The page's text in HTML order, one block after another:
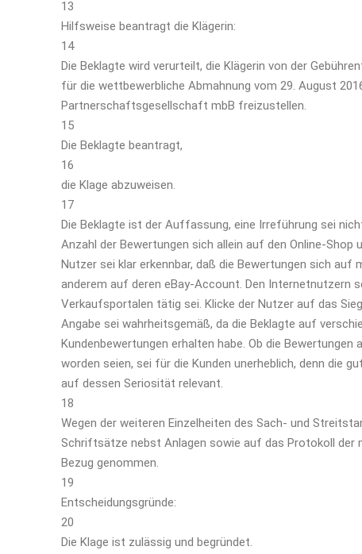
13
Hilfsweise beantragt die Klägerin:
14
Die Beklagte wird verurteilt, die Klägerin von der
für die wettbewerbliche Abmahnung vom 29. August
Partnerschaftsgesellschaft mbB freizustellen.
15
Die Beklagte beantragt,
16
die Klage abzuweisen.
17
Die Beklagte ist der Auffassung, eine Irreführung sei
Anzahl der Bewertungen sich allein auf den Online-Shop
Nutzer sei klar erkennbar, daß die Bewertungen sich
anderem auf deren eBay-Account. Den Internetnutzern
Verkaufsportalen tätig sei. Klicke der Nutzer auf das
Angabe sei wahrheitsgemäß, da die Beklagte auf
Kundenbewertungen erhalten habe. Ob die
worden seien, sei für die Kunden unerheblich, denn die
auf dessen Seriosität relevant.
18
Wegen der weiteren Einzelheiten des Sach- und
Schriftsätze nebst Anlagen sowie auf das Protokoll der
Bezug genommen.
19
Entscheidungsgründe:
20
Die Klage ist zulässig und begründet.